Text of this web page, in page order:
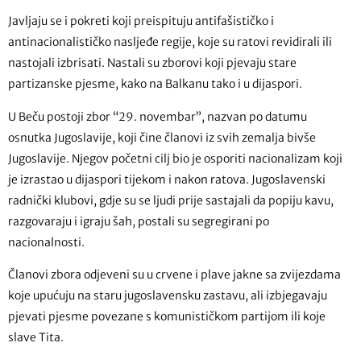
Javljaju se i pokreti koji preispituju antifašističko i
antinacionalističko nasljeđe regije, koje su ratovi revidirali ili
nastojali izbrisati. Nastali su zborovi koji pjevaju stare
partizanske pjesme, kako na Balkanu tako i u dijaspori.
U Beču postoji zbor “29. novembar”, nazvan po datumu
osnutka Jugoslavije, koji čine članovi iz svih zemalja bivše
Jugoslavije. Njegov početni cilj bio je osporiti nacionalizam koji
je izrastao u dijaspori tijekom i nakon ratova. Jugoslavenski
radnički klubovi, gdje su se ljudi prije sastajali da popiju kavu,
razgovaraju i igraju šah, postali su segregirani po
nacionalnosti.
Članovi zbora odjeveni su u crvene i plave jakne sa zvijezdama
koje upućuju na staru jugoslavensku zastavu, ali izbjegavaju
pjevati pjesme povezane s komunističkom partijom ili koje
slave Tita.